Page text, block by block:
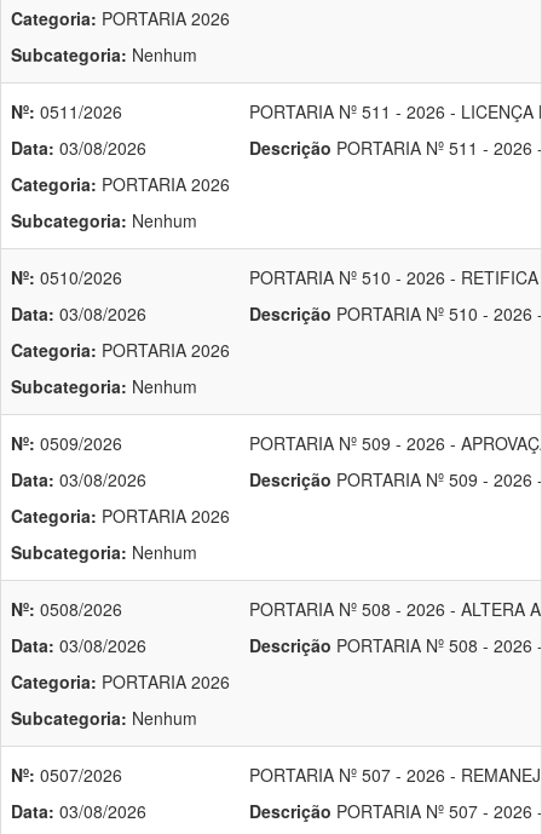
Categoria: PORTARIA 2026
Subcategoria: Nenhum
Nº: 0511/2026
Data: 03/08/2026
Categoria: PORTARIA 2026
Subcategoria: Nenhum
PORTARIA Nº 511 - 2026 -
Descrição PORTARIA Nº 511 - 2026
Nº: 0510/2026
Data: 03/08/2026
Categoria: PORTARIA 2026
Subcategoria: Nenhum
PORTARIA Nº 510 - 2026 -
Descrição PORTARIA Nº 510 -
Nº: 0509/2026
Data: 03/08/2026
Categoria: PORTARIA 2026
Subcategoria: Nenhum
PORTARIA Nº 509 - 2026 -
Descrição PORTARIA Nº 509 - 2026
Nº: 0508/2026
Data: 03/08/2026
Categoria: PORTARIA 2026
Subcategoria: Nenhum
PORTARIA Nº 508 - 2026 - ALTERA
Descrição PORTARIA Nº 508 - 2026
Nº: 0507/2026
Data: 03/08/2026
PORTARIA Nº 507 - 2026 -
Descrição PORTARIA Nº 507 - 2026